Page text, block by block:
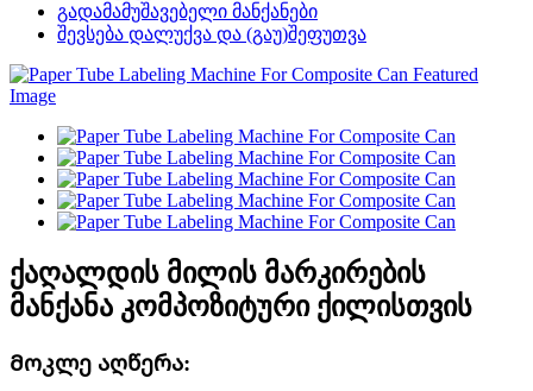
გადამამუშავებელი მანქანები
შევსება დალუქვა და (გაუ)შეფუთვა
ქაღალდის მილის მარკირების
მანქანა კომპოზიტური ქილისთვის
Მოკლე აღწერა: